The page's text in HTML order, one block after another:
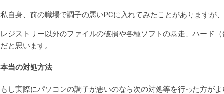
私自身、前の職場で調子の悪いPCに入れてみたことがありますが
レジストリー以外のファイルの破損や各種ソフトの暴走、ハード
だと思います。
本当の対処方法
もし実際にパソコンの調子が悪いのなら次の対処等を行った方がよ